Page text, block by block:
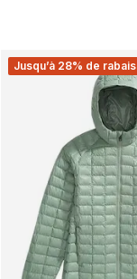
Jusqu’à 28% de rabais